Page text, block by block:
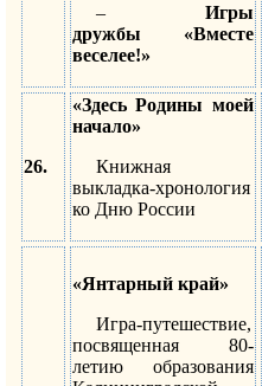
– Игры
дружбы «Вместе
веселее!»
26.
«Здесь Родины моей
начало»
Книжная
выкладка-хронология
ко Дню России
«Янтарный край»
Игра-путешествие,
посвященная 80-
летию образования